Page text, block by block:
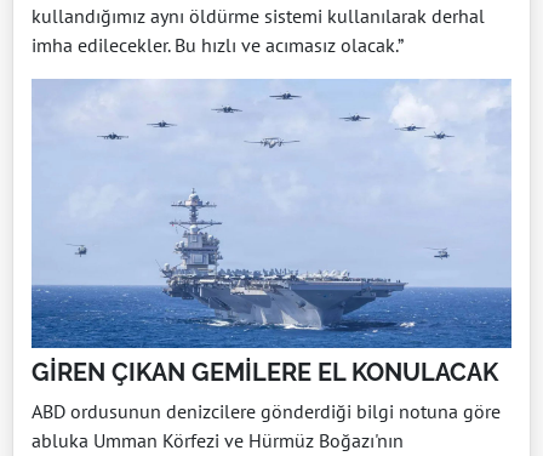
kullandığımız aynı öldürme sistemi kullanılarak derhal
imha edilecekler. Bu hızlı ve acımasız olacak.”
GİREN ÇIKAN GEMİLERE EL KONULACAK
ABD ordusunun denizcilere gönderdiği bilgi notuna göre
abluka Umman Körfezi ve Hürmüz Boğazı'nın